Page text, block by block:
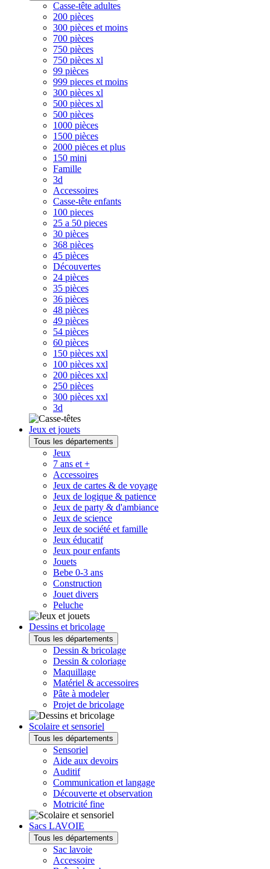
Casse-tête adultes
200 pièces
300 pièces et moins
700 pièces
750 pièces
750 pièces xl
99 pièces
999 pieces et moins
300 pièces xl
500 pièces xl
500 pièces
1000 pièces
1500 pièces
2000 pièces et plus
150 mini
Famille
3d
Accessoires
Casse-tête enfants
100 pieces
25 a 50 pieces
30 pièces
368 pièces
45 pièces
Découvertes
24 pièces
35 pièces
36 pièces
48 pièces
49 pièces
54 pièces
60 pièces
150 pièces xxl
100 pièces xxl
200 pièces xxl
250 pièces
300 pièces xxl
3d
Jeux et jouets
Tous les départements
Jeux
7 ans et +
Accessoires
Jeux de cartes & de voyage
Jeux de logique & patience
Jeux de party & d'ambiance
Jeux de science
Jeux de société et famille
Jeux éducatif
Jeux pour enfants
Jouets
Bebe 0-3 ans
Construction
Jouet divers
Peluche
Dessins et bricolage
Tous les départements
Dessin & bricolage
Dessin & coloriage
Maquillage
Matériel & accessoires
Pâte à modeler
Projet de bricolage
Scolaire et sensoriel
Tous les départements
Sensoriel
Aide aux devoirs
Auditif
Communication et langage
Découverte et observation
Motricité fine
Sacs LAVOIE
Tous les départements
Sac lavoie
Accessoire